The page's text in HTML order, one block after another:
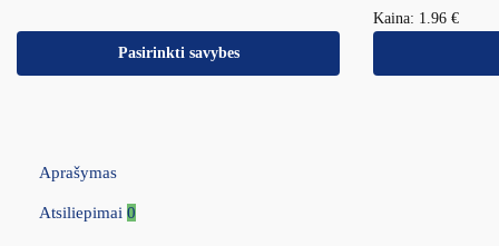
Pasirinkti savybes
Kaina: 1.96 €
Aprašymas
Atsiliepimai 0